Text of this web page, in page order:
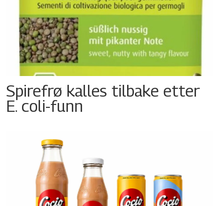
Spirefrø kalles tilbake etter
E. coli-funn